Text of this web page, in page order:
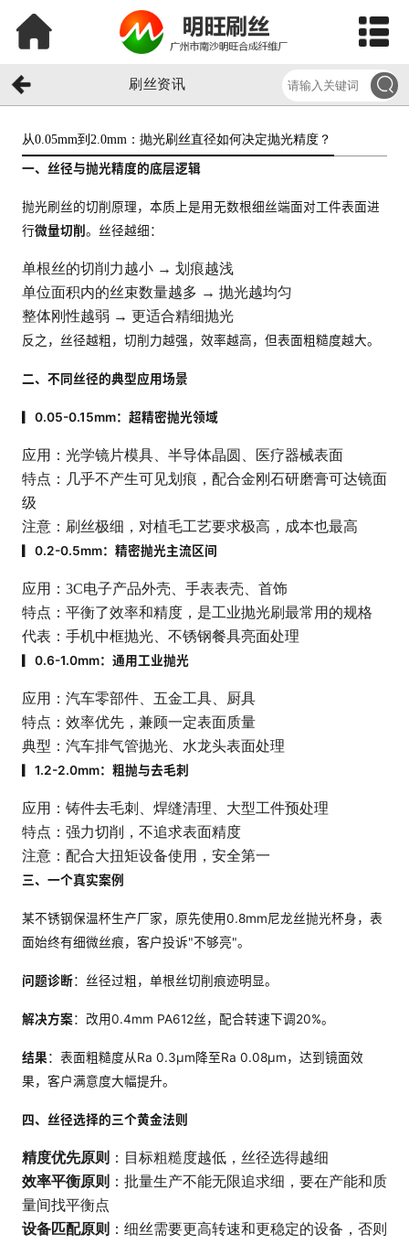
刷丝资讯
从0.05mm到2.0mm：抛光刷丝直径如何决定抛光精度？​
一、丝径与抛光精度的底层逻辑
抛光刷丝的切削原理，本质上是用无数根细丝端面对工件表面进
行微量切削 。丝径越细：
单根丝的切削力越小 → 划痕越浅
单位面积内的丝束数量越多 → 抛光越均匀
整体刚性越弱 → 更适合精细抛光
反之，丝径越粗，切削力越强，效率越高，但表面粗糙度越大。
二、不同丝径的典型应用场景
▎0.05-0.15mm：超精密抛光领域
应用：光学镜片模具、半导体晶圆、医疗器械表面
特点：几乎不产生可见划痕，配合金刚石研磨膏可达镜面
级
注意：刷丝极细，对植毛工艺要求极高，成本也最高
▎0.2-0.5mm：精密抛光主流区间
应用：3C电子产品外壳、手表表壳、首饰
特点：平衡了效率和精度，是工业抛光刷最常用的规格
代表：手机中框抛光、不锈钢餐具亮面处理
▎0.6-1.0mm：通用工业抛光
应用：汽车零部件、五金工具、厨具
特点：效率优先，兼顾一定表面质量
典型：汽车排气管抛光、水龙头表面处理
▎1.2-2.0mm：粗抛与去毛刺
应用：铸件去毛刺、焊缝清理、大型工件预处理
特点：强力切削，不追求表面精度
注意：配合大扭矩设备使用，安全第一
三、一个真实案例
某不锈钢保温杯生产厂家，原先使用0.8mm尼龙丝抛光杯身，表
面始终有细微丝痕，客户投诉"不够亮"。
问题诊断：丝径过粗，单根丝切削痕迹明显。
解决方案：改用0.4mm PA612丝，配合转速下调20%。
结果：表面粗糙度从Ra 0.3μm降至Ra 0.08μm，达到镜面效
果，客户满意度大幅提升。
四、丝径选择的三个黄金法则
精度优先原则 ：目标粗糙度越低，丝径选得越细
效率平衡原则 ：批量生产不能无限追求细，要在产能和质
量间找平衡点
设备匹配原则 ：细丝需要更高转速和更稳定的设备，否则